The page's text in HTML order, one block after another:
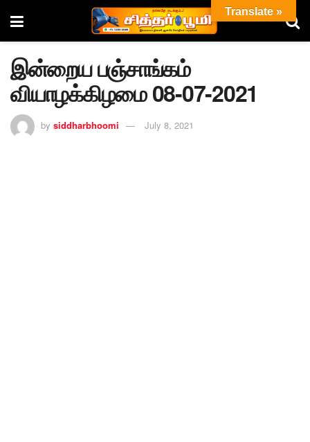
இன்றைய பஞ்சாங்கம்
வியாழக்கிழமை 08-07-2021
by siddharbhoomi July 8, 2021
Translate »